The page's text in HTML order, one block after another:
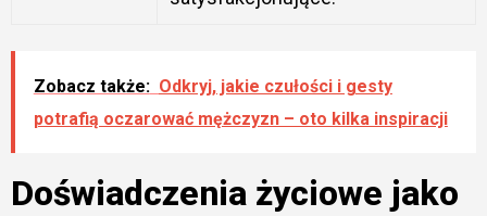
Zobacz także: Odkryj, jakie czułości i gesty
potrafią oczarować mężczyzn – oto kilka inspiracji
Doświadczenia życiowe jako